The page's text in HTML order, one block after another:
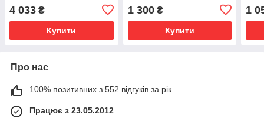
4 033 ₴
Купити
1 300₴
Купити
1
Про нас
100% позитивних з 552 відгуків за рік
Працює з 23.05.2012